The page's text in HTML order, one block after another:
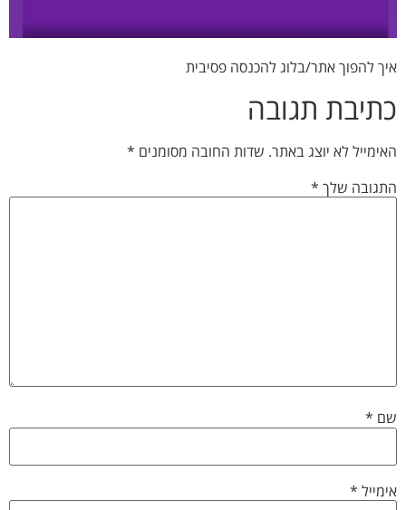
איך להפוך אתר/בלוג להכנסה פסיבית
כתיבת תגובה
האימייל לא יוצג באתר. שדות החובה מסומנים *
התגובה שלך*
שם *
אימייל*